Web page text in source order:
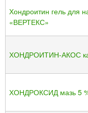
Хондроитин гель для
«ВЕРТЕКС»
ХОНДРОИТИН-АКОС
ХОНДРОКСИД мазь 5